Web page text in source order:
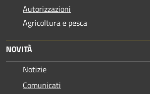
Autorizzazioni
Agricoltura e pesca
NOVITÀ
Notizie
Comunicati